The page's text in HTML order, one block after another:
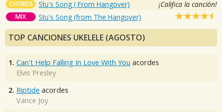
CHORDS Stu's Song ( From Hangover) ¡Califica la canción!
MIX Stu's Song (from The Hangover)
TOP CANCIONES UKELELE (AGOSTO)
1. Can't Help Falling In Love With You acordes
Elvis Presley
2. Riptide acordes
Vance Joy